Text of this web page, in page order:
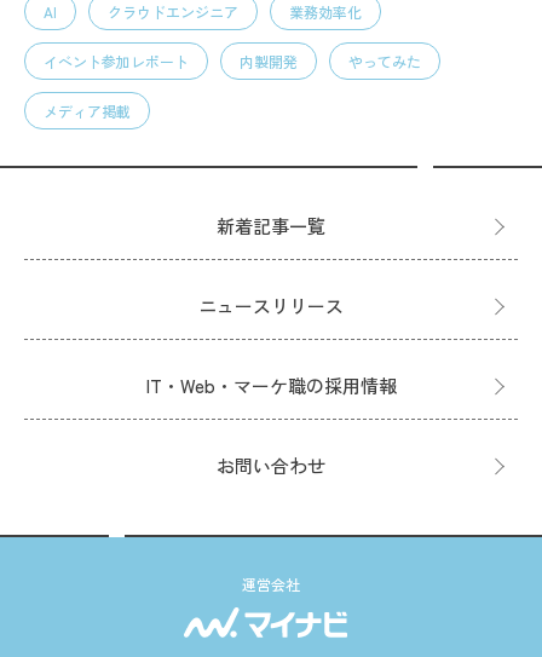
AI クラウドエンジニア 業務効率化
イベント参加レポート 内製開発 やってみた
メディア掲載
新着記事一覧
ニュースリリース
IT・Web・マーケ職の採用情報
お問い合わせ
運営会社